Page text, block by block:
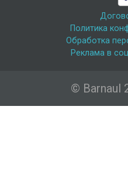
Политика
Обработка
Реклама в
© Barnaul